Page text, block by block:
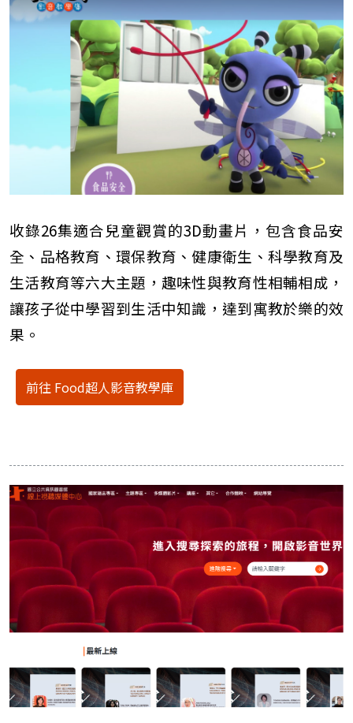
收錄26集適合兒童觀賞的3D動畫片，包含食品安
全、品格教育、環保教育、健康衛生、科學教育及
生活教育等六大主題，趣味性與教育性相輔相成，
讓孩子從中學習到生活中知識，達到寓教於樂的效
果。
前往 Food超人影音教學庫